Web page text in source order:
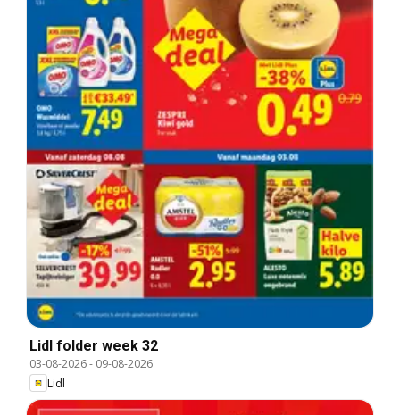
Lidl folder week 32
03-08-2026- 09-08-2026
Lidl